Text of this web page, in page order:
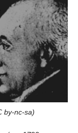
by-nc-sa)